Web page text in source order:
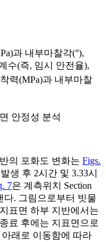
과 내부마찰각(°),
수(즉, 임시 안전율),
력(MPa)과 내부마찰
안정성 분석
의 포화도 변화는 Figs.
생 후 2시간 및 3.33시
7은 계측위치 Section
. 그림으로부터 빗물
표면 하부 지반에서는
료 후에는 지표면으로
래로 이동함에 따라